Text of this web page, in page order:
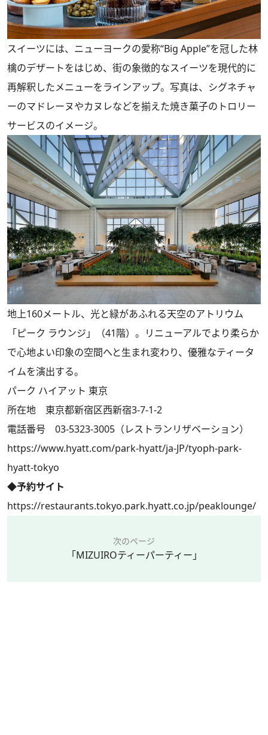
スイーツには、ニューヨークの愛称“Big Apple”を冠した林
檎のデザートをはじめ、街の象徴的なスイーツを現代的に
再解釈したメニューをラインアップ。写真は、シグネチャ
ーのマドレーヌやカヌレなどを揃えた焼き菓子のトロリー
サービスのイメージ。
地上160メートル、光と緑があふれる天空のアトリウム
「ピーク ラウンジ」（41階）。リニューアルでより柔らか
で心地よい印象の空間へと生まれ変わり、優雅なティータ
イムを演出する。
パーク ハイアット 東京
所在地 東京都新宿区西新宿3-7-1-2
電話番号 03-5323-3005（レストランリザベーション）
https://www.hyatt.com/park-hyatt/ja-JP/tyoph-park-
hyatt-tokyo
◆予約サイト
https://restaurants.tokyo.park.hyatt.co.jp/peaklounge/
次のページ
「MIZUIROティーパーティー」